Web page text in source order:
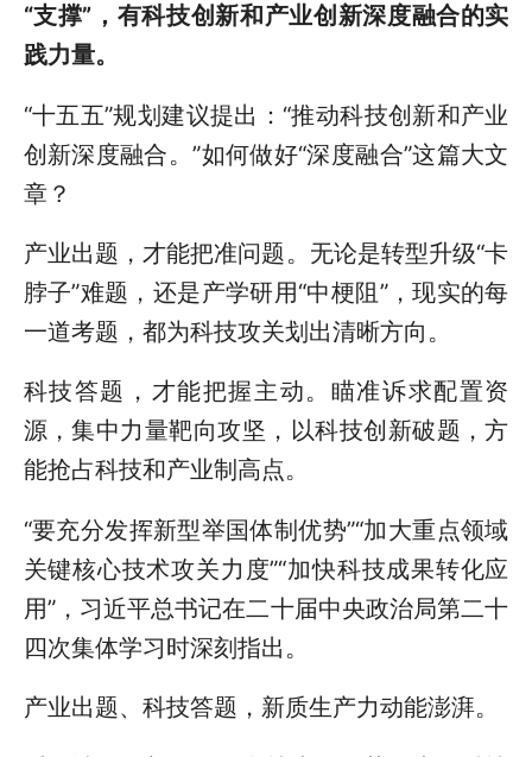
“支撑”，有科技创新和产业创新深度融合的实
践力量。
“十五五”规划建议提出：“推动科技创新和产业
创新深度融合。”如何做好“深度融合”这篇大文
章？
产业出题，才能把准问题。无论是转型升级“卡
脖子”难题，还是产学研用“中梗阻”，现实的每
一道考题，都为科技攻关划出清晰方向。
科技答题，才能把握主动。瞄准诉求配置资
源，集中力量靶向攻坚，以科技创新破题，方
能抢占科技和产业制高点。
“要充分发挥新型举国体制优势”“加大重点领域
关键核心技术攻关力度”“加快科技成果转化应
用”，习近平总书记在二十届中央政治局第二十
四次集体学习时深刻指出。
产业出题、科技答题，新质生产力动能澎湃。